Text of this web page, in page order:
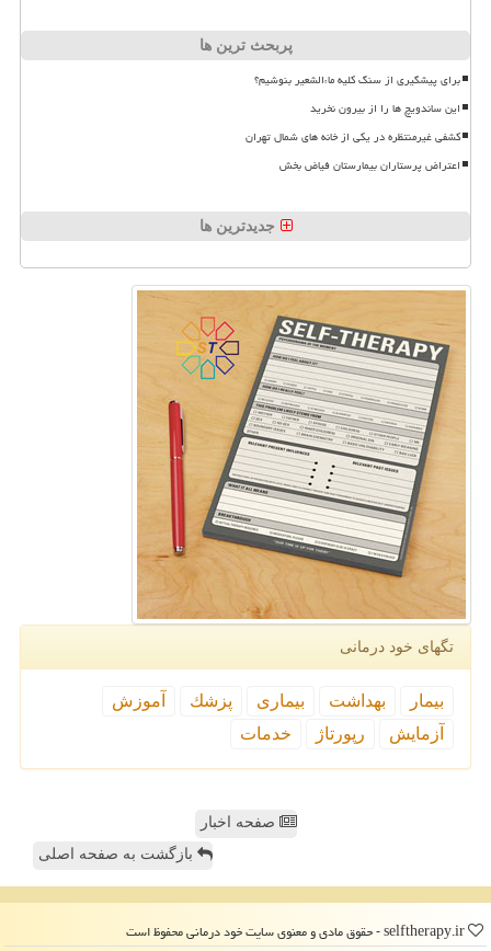
پربحث ترین ها
برای پیشگیری از سنگ کلیه ماءالشعیر بنوشیم؟
این ساندویچ ها را از بیرون نخرید
کشفی غیرمنتظره در یکی از خانه های شمال تهران
اعتراض پرستاران بیمارستان فیاض بخش
جدیدترین ها
تگهای خود درمانی
بیمار بهداشت بیماری پزشك
آموزش
آزمایش
رپورتاژ خدمات
صفحه اخبار
بازگشت به صفحه اصلی